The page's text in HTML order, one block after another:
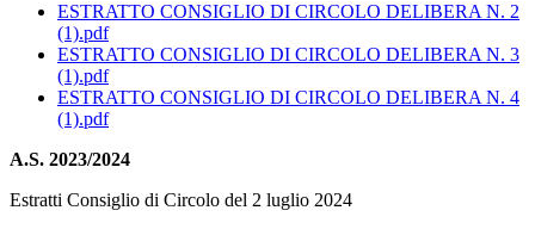
ESTRATTO CONSIGLIO DI CIRCOLO DELIBERA N. 2
(1).pdf
ESTRATTO CONSIGLIO DI CIRCOLO DELIBERA N. 3
(1).pdf
ESTRATTO CONSIGLIO DI CIRCOLO DELIBERA N. 4
(1).pdf
A.S. 2023/2024
Estratti Consiglio di Circolo del 2 luglio 2024